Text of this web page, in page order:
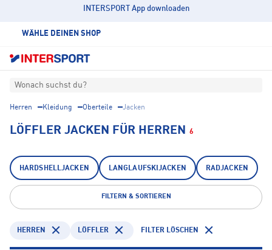
INTERSPORT App downloaden
WÄHLE DEINEN SHOP
Wonach suchst du?
Herren Kleidung Oberteile Jacken
LÖFFLER JACKEN FÜR HERREN 6
HARDSHELLJACKEN LANGLAUFSKIJACKEN RADJACKEN
FILTERN & SORTIEREN
HERREN LÖFFLER FILTER LÖSCHEN